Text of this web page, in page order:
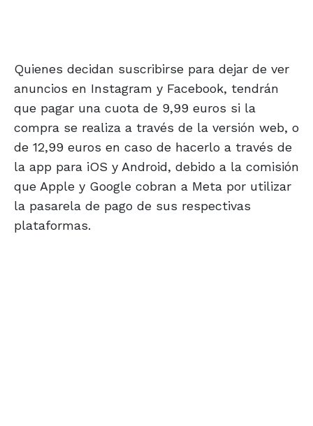
Quienes decidan suscribirse para dejar de ver
anuncios en Instagram y Facebook, tendrán
que pagar una cuota de 9,99 euros si la
compra se realiza a través de la versión web, o
de 12,99 euros en caso de hacerlo a través de
la app para iOS y Android, debido a la comisión
que Apple y Google cobran a Meta por utilizar
la pasarela de pago de sus respectivas
plataformas.